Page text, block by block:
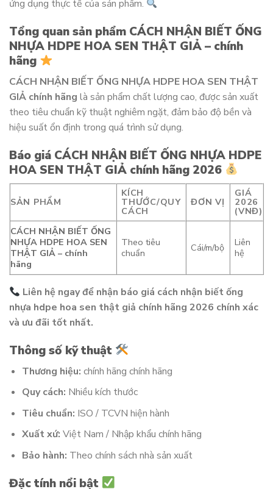
ứng dụng thực tế của sản phẩm.
Tổng quan sản phẩm CÁCH NHẬN BIẾT ỐNG
NHỰA HDPE HOA SEN THẬT GIẢ – chính
hãng
CÁCH NHẬN BIẾT ỐNG NHỰA HDPE HOA SEN THẬT
GIẢ chính hãng là sản phẩm chất lượng cao, được sản xuất
theo tiêu chuẩn kỹ thuật nghiêm ngặt, đảm bảo độ bền và
hiệu suất ổn định trong quá trình sử dụng.
Báo giá CÁCH NHẬN BIẾT ỐNG NHỰA HDPE
HOA SEN THẬT GIẢ chính hãng 2026
SẢN PHẨM
KÍCH
THƯỚC/QUY
CÁCH
ĐƠN VỊ
GIÁ
2026
(VNĐ)
CÁCH NHẬN BIẾT ỐNG
NHỰA HDPE HOA SEN
THẬT GIẢ – chính
hãng
Theo tiêu
chuẩn
Cái/m/bộ
Liên
hệ
Liên hệ ngay để nhận báo giá cách nhận biết ống
nhựa hdpe hoa sen thật giả chính hãng 2026 chính xác
và ưu đãi tốt nhất.
Thông số kỹ thuật
Thương hiệu: chính hãng chính hãng
Quy cách: Nhiều kích thước
Tiêu chuẩn: ISO / TCVN hiện hành
Xuất xứ: Việt Nam / Nhập khẩu chính hãng
Bảo hành: Theo chính sách nhà sản xuất
Đặc tính nổi bật